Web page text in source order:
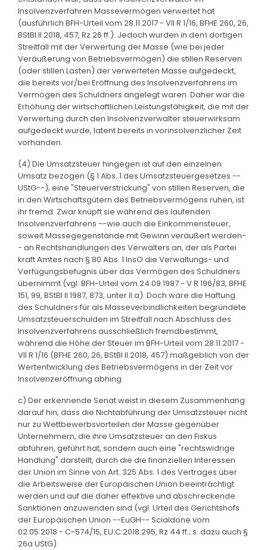
Insolvenzverfahren Massevermögen verwertet hat
(ausführlich BFH-Urteil vom 28.11.2017 - VII R 1/16, BFHE 260, 26,
BStBl II 2018, 457, Rz 26 ff.). Jedoch wurden in dem dortigen
Streitfall mit der Verwertung der Masse (wie bei jeder
Veräußerung von Betriebsvermögen) die stillen Reserven
(oder stillen Lasten) der verwerteten Masse aufgedeckt,
die bereits vor/bei Eröffnung des Insolvenzverfahrens im
Vermögen des Schuldners angelegt waren. Daher war die
Erhöhung der wirtschaftlichen Leistungsfähigkeit, die mit der
Verwertung durch den Insolvenzverwalter steuerwirksam
aufgedeckt wurde, latent bereits in vorinsolvenzlicher Zeit
vorhanden.
(4) Die Umsatzsteuer hingegen ist auf den einzelnen
Umsatz bezogen (§ 1 Abs. 1 des Umsatzsteuergesetzes --
UStG--); eine "Steuerverstrickung" von stillen Reserven, die
in den Wirtschaftsgütern des Betriebsvermögens ruhen, ist
ihr fremd. Zwar knüpft sie während des laufenden
Insolvenzverfahrens --wie auch die Einkommensteuer,
soweit Massegegenstände mit Gewinn veräußert werden-
- an Rechtshandlungen des Verwalters an, der als Partei
kraft Amtes nach § 80 Abs. 1 InsO die Verwaltungs- und
Verfügungsbefugnis über das Vermögen des Schuldners
übernimmt (vgl. BFH-Urteil vom 24.09.1987 - V R 196/83, BFHE
151, 99, BStBl II 1987, 873, unter II.a). Doch wäre die Haftung
des Schuldners für als Masseverbindlichkeiten begründete
Umsatzsteuerschulden im Streitfall nach Abschluss des
Insolvenzverfahrens ausschließlich fremdbestimmt,
während die Höhe der Steuer im BFH-Urteil vom 28.11.2017 -
VII R 1/16 (BFHE 260, 26, BStBl II 2018, 457) maßgeblich von der
Wertentwicklung des Betriebsvermögens in der Zeit vor
Insolvenzeröffnung abhing.
c) Der erkennende Senat weist in diesem Zusammenhang
darauf hin, dass die Nichtabführung der Umsatzsteuer nicht
nur zu Wettbewerbsvorteilen der Masse gegenüber
Unternehmern, die ihre Umsatzsteuer an den Fiskus
abführen, geführt hat, sondern auch eine "rechtswidrige
Handlung" darstellt, durch die die finanziellen Interessen
der Union im Sinne von Art. 325 Abs. 1 des Vertrages über
die Arbeitsweise der Europäischen Union beeinträchtigt
werden und auf die daher effektive und abschreckende
Sanktionen anzuwenden sind (vgl. Urteil des Gerichtshofs
der Europäischen Union --EuGH-- Scialdone vom
02.05.2018 - C-574/15, EU:C:2018:295, Rz 44 ff.; s. dazu auch §
26a UStG).